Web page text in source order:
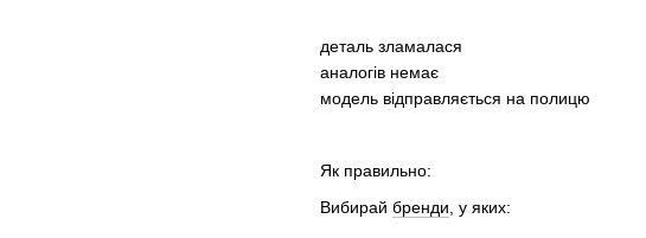
деталь зламалася
аналогів немає
модель відправляється на полицю
Як правильно:
Вибирай бренди , у яких: